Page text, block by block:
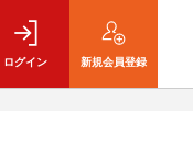
ログイン 新規会員登録